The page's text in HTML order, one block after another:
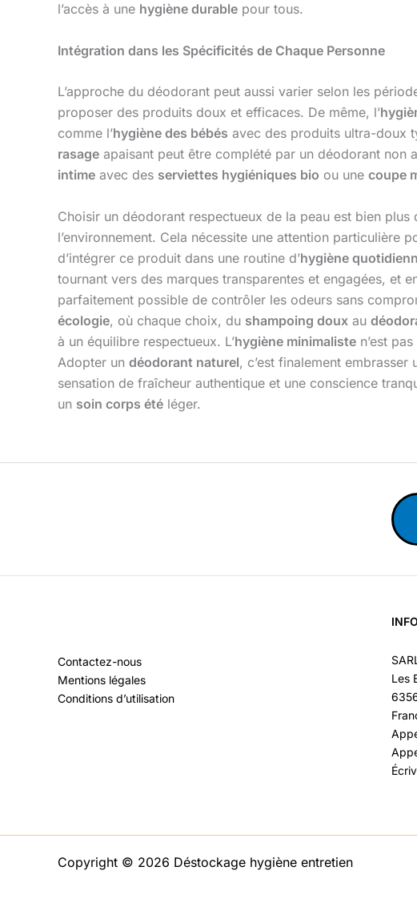
l’accès à une hygiène durable pour tous.
Intégration dans les Spécificités de Chaque Personne
L’approche du déodorant peut aussi varier selon les
proposer des produits doux et efficaces. De même, l’
comme l’hygiène des bébés avec des produits ultra-doux
rasage apaisant peut être complété par un déodorant non
intime avec des serviettes hygiéniques bio ou une coupe
Choisir un déodorant respectueux de la peau est bien
l’environnement. Cela nécessite une attention
d’intégrer ce produit dans une routine d’hygiène
tournant vers des marques transparentes et engagées, et
parfaitement possible de contrôler les odeurs sans
écologie, où chaque choix, du shampoing doux au
à un équilibre respectueux. L’hygiène minimaliste n’est
Adopter un déodorant naturel, c’est finalement
sensation de fraîcheur authentique et une conscience
un soin corps été léger.
Contactez-nous
Mentions légales
Conditions d’utilisation
Les
Copyright © 2026 Déstockage hygiène entretien